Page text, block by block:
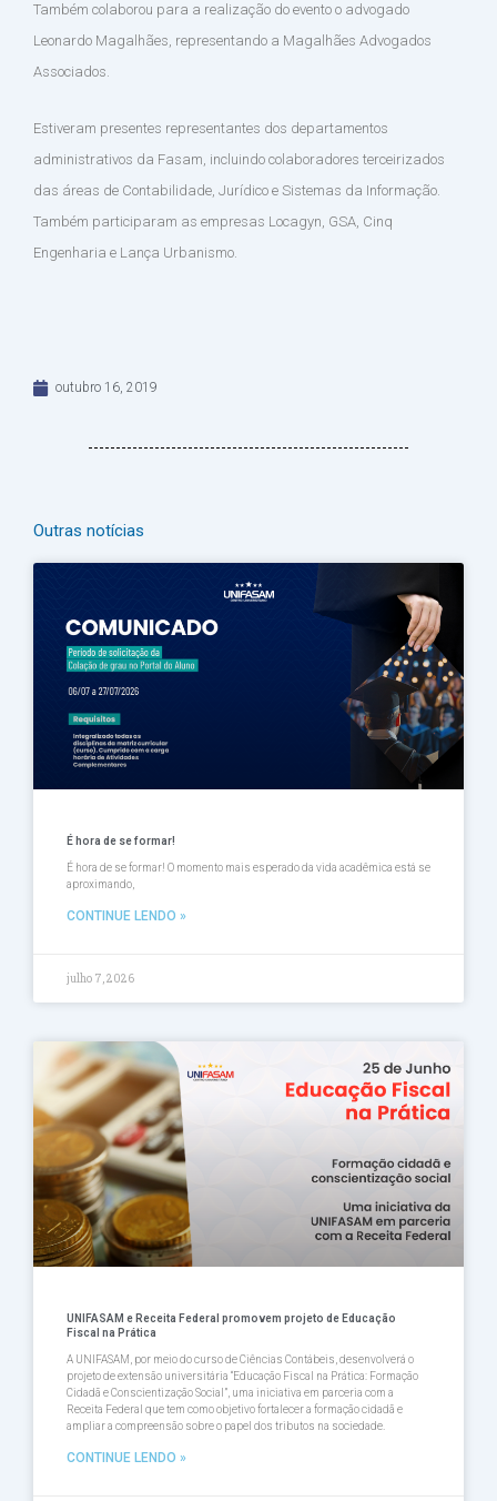
Também colaborou para a realização do evento o advogado
Leonardo Magalhães, representando a Magalhães Advogados
Associados.
Estiveram presentes representantes dos departamentos
administrativos da Fasam, incluindo colaboradores terceirizados
das áreas de Contabilidade, Jurídico e Sistemas da Informação.
Também participaram as empresas Locagyn, GSA, Cinq
Engenharia e Lança Urbanismo.
outubro 16, 2019
Outras notícias
É hora de se formar!
É hora de se formar! O momento mais esperado da vida acadêmica está se
aproximando,
CONTINUE LENDO »
julho 7, 2026
UNIFASAM e Receita Federal promovem projeto de Educação
Fiscal na Prática
A UNIFASAM, por meio do curso de Ciências Contábeis, desenvolverá o
projeto de extensão universitária “Educação Fiscal na Prática: Formação
Cidadã e Conscientização Social”, uma iniciativa em parceria com a
Receita Federal que tem como objetivo fortalecer a formação cidadã e
ampliar a compreensão sobre o papel dos tributos na sociedade.
CONTINUE LENDO »
PáginaPágina
PáginaPáginaPágina